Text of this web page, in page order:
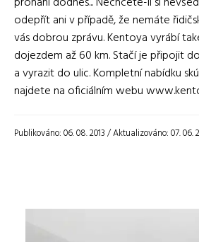
odepřít ani v případě, že nemáte
vás dobrou zprávu. Kentoya vyrábí
dojezdem až 60 km. Stačí je připojit
a vyrazit do ulic. Kompletní nabídku
najdete na oficiálním webu
Publikováno: 06. 08. 2013 / Aktualizováno: 07. 06.